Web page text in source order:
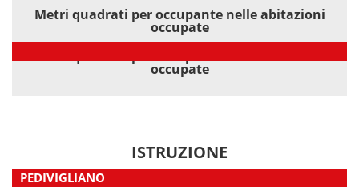
Metri quadrati per occupante nelle abitazioni
occupate
occupate
ISTRUZIONE
PEDIVIGLIANO